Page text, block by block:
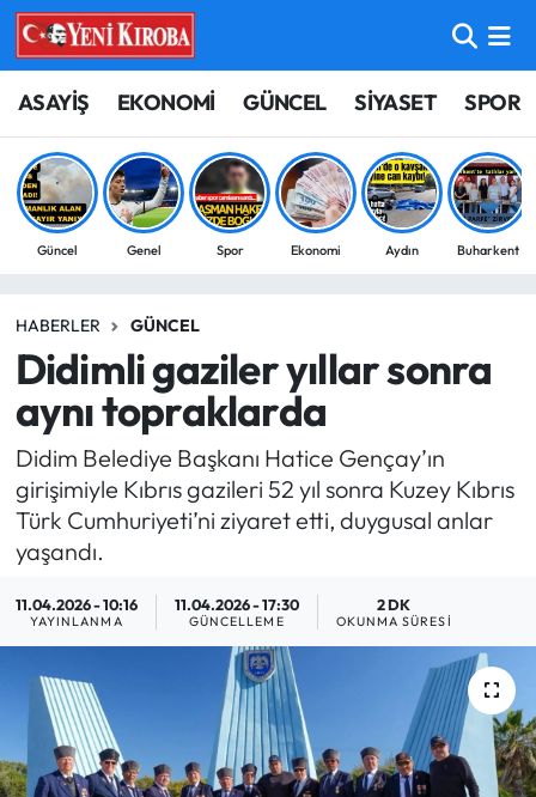
ASAYİŞ EKONOMİ GÜNCEL SİYASET SPOR
Güncel Genel Spor Ekonomi Aydın Buharkent
HABERLER GÜNCEL
Didimli gaziler yıllar sonra
aynı topraklarda
Didim Belediye Başkanı Hatice Gençay’ın
girişimiyle Kıbrıs gazileri 52 yıl sonra Kuzey Kıbrıs
Türk Cumhuriyeti’ni ziyaret etti, duygusal anlar
yaşandı.
11.04.2026 - 10:16
YAYINLANMA
11.04.2026 - 17:30
GÜNCELLEME
2 DK
OKUNMA SÜRESI
ASAYİŞ
BİLİM-TEKNOLOJİ
ÇEVRE
EĞİTİM
EKONOMİ
GÜNCEL
GÜNDEM
SİYASET
SPOR
Aydın Nöbetçi Eczaneler
Aydın Hava Durumu
Aydin Namaz Vakitleri
Süper Lig Puan Durumu ve Fikstür
Tüm Manşetler
Son Dakika Haberleri
Haber Arşivi